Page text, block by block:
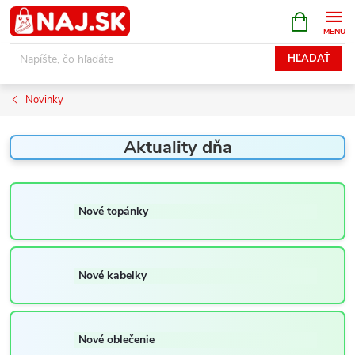
Prejsť
na
obsah
HĽADAŤ
KOŠÍK
Novinky
Aktuality dňa
Nové topánky
Nové kabelky
Nové oblečenie